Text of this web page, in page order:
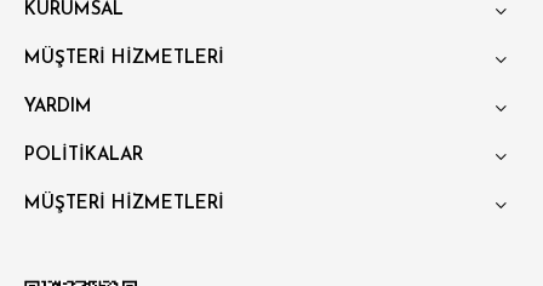
KURUMSAL
MÜŞTERİ HİZMETLERİ
YARDIM
POLİTİKALAR
MÜŞTERİ HİZMETLERİ